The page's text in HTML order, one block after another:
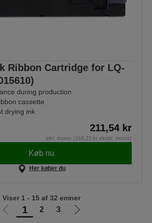
Ribbon Cartridge for LQ-
during production
cassette
drying ink
211,54 kr
inkl. moms (169,23 kr ekskl. moms)
Køb nu
Her køber du
Gå
1 2 3
Gå
Viser 1 - 15 af 32 emner